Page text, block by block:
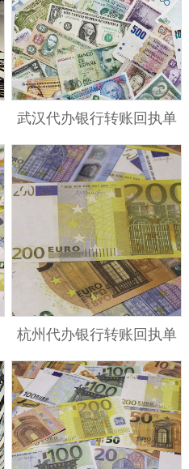
武汉代办银行转账回执单
杭州代办银行转账回执单